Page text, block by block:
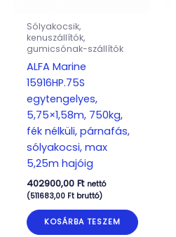
Sólyakocsik,
kenuszállítók,
gumicsónak-szállítók
ALFA Marine
15916HP.75S
egytengelyes,
5,75×1,58m, 750kg,
fék nélküli, párnafás,
sólyakocsi, max
5,25m hajóig
402900,00 Ft nettó
(511683,00 Ftbruttó)
KOSÁRBA TESZEM